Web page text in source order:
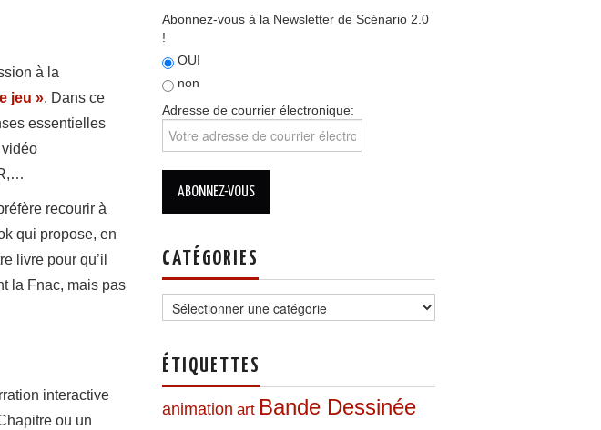
à la
jeu ». Dans ce
essentielles
recourir à
qui propose, en
livre pour qu’il
la Fnac, mais pas
interactive
ou un
Abonnez-vous à la Newsletter de Scénario 2.0
!
OUI
non
Adresse de courrier électronique:
CATÉGORIES
ÉTIQUETTES
animation art Bande Dessinée